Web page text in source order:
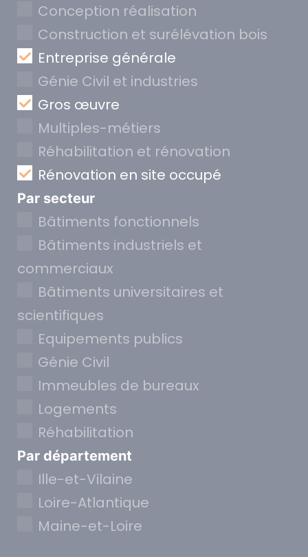
Conception réalisation
Construction et surélévation bois
Entreprise générale
Génie Civil et industries
Gros œuvre
Multiples-métiers
Réhabilitation et rénovation
Rénovation en site occupé
Par secteur
Bâtiments fonctionnels
Bâtiments industriels et
commerciaux
Bâtiments universitaires et
scientifiques
Equipements publics
Génie Civil
Immeubles de bureaux
Logements
Réhabilitation
Par département
Ille-et-Vilaine
Loire-Atlantique
Maine-et-Loire